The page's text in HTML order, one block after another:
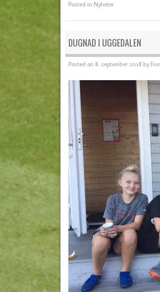
Posted in Nyheter
DUGNAD I UGGEDALEN
Posted on 8. september 2018 by